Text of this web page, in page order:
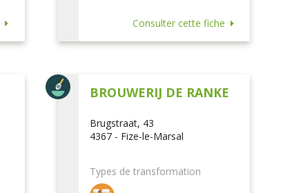
Consulter cette fiche
BROUWERIJ DE RANKE
Brugstraat, 43
4367 - Fize-le-Marsal
Types de transformation